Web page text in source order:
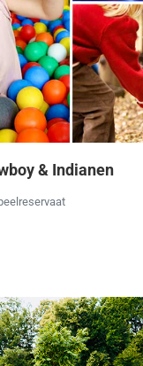
& Indianen